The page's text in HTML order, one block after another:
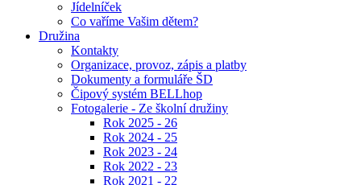
Jídelníček
Co vaříme Vašim dětem?
Družina
Kontakty
Organizace, provoz, zápis a platby
Dokumenty a formuláře ŠD
Čipový systém BELLhop
Fotogalerie - Ze školní družiny
Rok 2025 - 26
Rok 2024 - 25
Rok 2023 - 24
Rok 2022 - 23
Rok 2021 - 22